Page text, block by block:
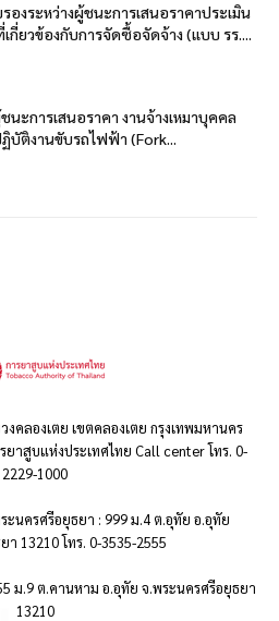
รองระหว่างผู้ชนะการเสนอราคาประเมิน
เกี่ยวข้องกับการจัดซื้อจัดจ้าง (แบบ รร....
นะการเสนอราคา งานจ้างเหมาบุคคล
บัติงานขับรถไฟฟ้า (Fork...
คลองเตย เขตคลองเตย กรุงเทพมหานคร
าสูบแห่งประเทศไทย Call center โทร. 0-
2229-1000
ะนครศรีอยุธยา : 999 ม.4 ต.อุทัย อ.อุทัย
า 13210 โทร. 0-3535-2555
ม.9 ต.คานหาม อ.อุทัย จ.พระนครศรีอยุธยา
13210